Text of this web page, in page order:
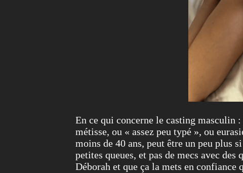
En ce qui concerne le casting masculin
métisse, ou « assez peu typé », ou
moins de 40 ans, peut être un peu plus
petites queues, et pas de mecs avec
Déborah et que ça la mets en confiance